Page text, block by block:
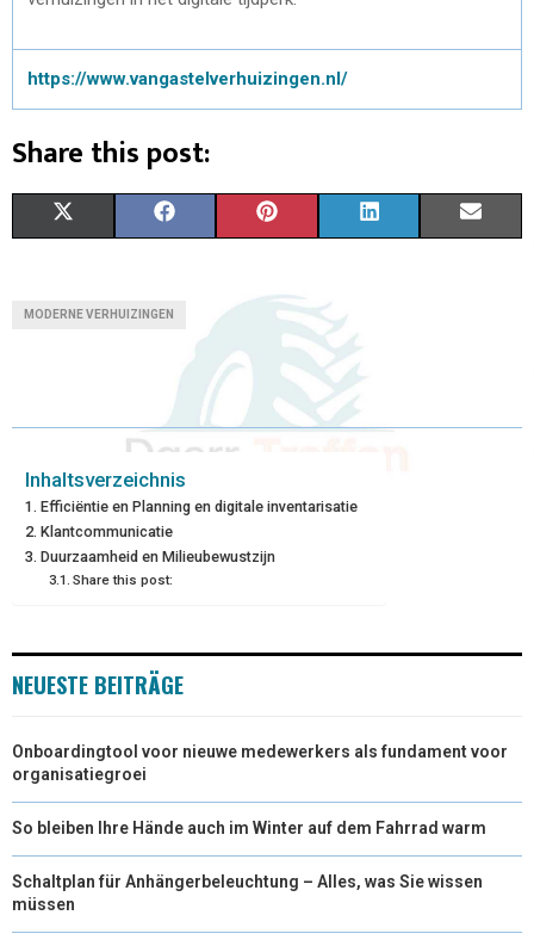
https://www.vangastelverhuizingen.nl/
Share this post:
T
T
E
R
O
K
N
T
E
R
S
D
MODERNE VERHUIZINGEN
Inhaltsverzeichnis
Efficiëntie en Planning en digitale inventarisatie
Klantcommunicatie
Duurzaamheid en Milieubewustzijn
Share this post:
NEUESTE BEITRÄGE
Onboardingtool voor nieuwe medewerkers als fundament voor
organisatiegroei
So bleiben Ihre Hände auch im Winter auf dem Fahrrad warm
Schaltplan für Anhängerbeleuchtung – Alles, was Sie wissen
müssen